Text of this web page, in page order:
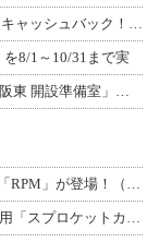
B+COM 最新モデル購入・下取りで最大9,000円をキャッシュバック！「B+F
を8/1～10/31まで実
【トライアンフ】関西最大規模「トライアンフ大阪東 開設準備室」がオープン！ 限定
RPM から ホンダ GROM用エキゾーストシステム「RPM」が登場！（動画あり
カスタムスプロケットを見せる、Z900RS／CAFE用「スプロケットカバーフルキ